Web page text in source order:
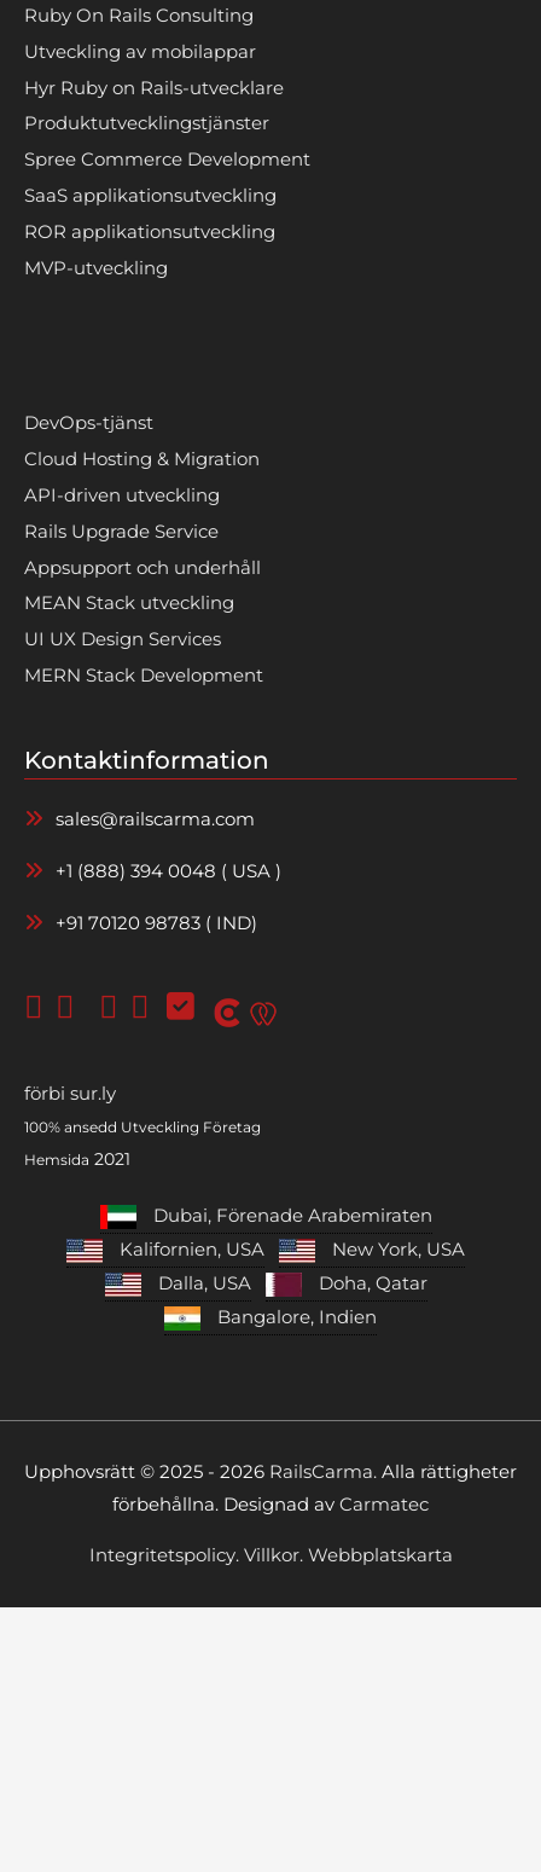
Ruby On Rails Consulting
Utveckling av mobilappar
Hyr Ruby on Rails-utvecklare
Produktutvecklingstjänster
Spree Commerce Development
SaaS applikationsutveckling
ROR applikationsutveckling
MVP-utveckling
DevOps-tjänst
Cloud Hosting & Migration
API-driven utveckling
Rails Upgrade Service
Appsupport och underhåll
MEAN Stack utveckling
UI UX Design Services
MERN Stack Development
Kontaktinformation
sales@railscarma.com
+1 (888) 394 0048 ( USA )
+91 70120 98783 ( IND)
förbi sur.ly
100% ansedd Utveckling Företag
Hemsida 2021
Dubai, Förenade Arabemiraten
Kalifornien, USA
New York, USA
Dalla, USA
Doha, Qatar
Bangalore, Indien
Upphovsrätt © 2025 - 2026 RailsCarma. Alla rättigheter
förbehållna. Designad av Carmatec
Integritetspolicy. Villkor.Webbplatskarta